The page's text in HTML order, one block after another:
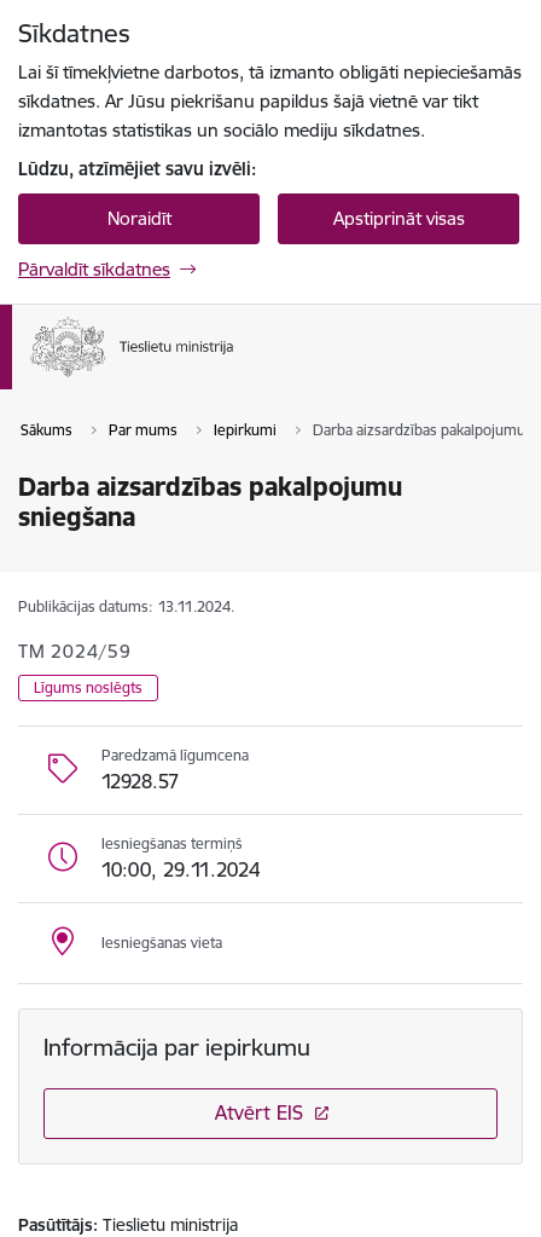
Sīkdatnes
Lai šī tīmekļvietne darbotos, tā izmanto obligāti nepieciešamās
sīkdatnes. Ar Jūsu piekrišanu papildus šajā vietnē var tikt
izmantotas statistikas un sociālo mediju sīkdatnes.
Lūdzu, atzīmējiet savu izvēli:
Noraidīt Apstiprināt visas
Pārvaldīt sīkdatnes
Sākums Par mums Iepirkumi Darba aizsardzības pakalpojumu
Darba aizsardzības pakalpojumu
sniegšana
Publikācijas datums: 13.11.2024.
TM 2024/59
Līgums noslēgts
Paredzamā līgumcena
12928.57
Iesniegšanas termiņš
10:00, 29.11.2024
Iesniegšanas vieta
Informācija par iepirkumu
Atvērt EIS
Pasūtītājs Tieslietu ministrija